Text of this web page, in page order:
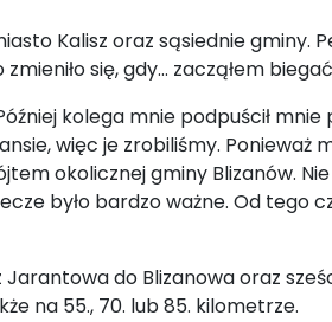
Kalisz oraz sąsiednie gminy.
się, gdy... zacząłem
kolega mnie podpuścił
więc je zrobiliśmy.
okolicznej gminy Blizanów.
było bardzo ważne. Od tego
do Blizanowa oraz
na 55., 70. lub 85. kilometrze.